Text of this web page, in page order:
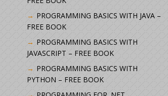
PROGRAMMING BASICS WITH JAVA –
FREE BOOK
PROGRAMMING BASICS WITH
JAVASCRIPT – FREE BOOK
PROGRAMMING BASICS WITH
PYTHON – FREE BOOK